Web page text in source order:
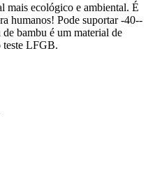
mais ecológico e ambiental. É
humanos! Pode suportar -40--
bambu é um material de
teste LFGB.